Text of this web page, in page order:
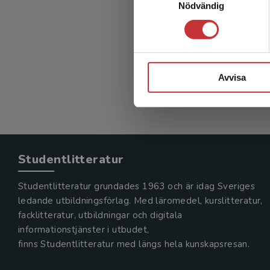
Nödvändig
Avvisa
Studentlitteratur
Studentlitteratur grundades 1963 och är idag Sveriges
ledande utbildningsförlag. Med läromedel, kurslitteratur,
facklitteratur, utbildningar och digitala
informationstjänster i utbudet,
finns Studentlitteratur med längs hela kunskapsresan.